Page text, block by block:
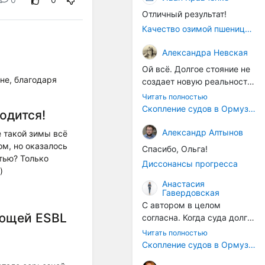
благодаря
такой зимы всё
но оказалось
Только
ESBL
Отличный результат!
Качество озимой пшеницы 2026 год
Александра Невская
Ой всё. Долгое стояние не
создает новую реальность.
Морские организмы всегда
накапливаются на судах.
на чистку от тех самых
организмов. И год за
годом, век за веком суда
разносят эти самые
организмы по пути
следования.
Читать полностью
Скопление судов в Ормузском проливе грозит катастрофическим распространением инвазивных видов
Александр Алтынов
Спасибо, Ольга!
Диссонансы прогресса
Анастасия
Гавердовская
С автором в целом
согласна. Когда суда долго
стоят в теплой воде, на их
корпусах активно
Читать полностью
Скопление судов в Ормузском проливе грозит катастрофическим распространением инвазивных видов